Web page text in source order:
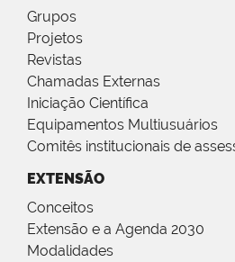
Grupos
Projetos
Revistas
Chamadas Externas
Iniciação Científica
Equipamentos Multiusuários
Comitês institucionais de
EXTENSÃO
Conceitos
Extensão e a Agenda 2030
Modalidades